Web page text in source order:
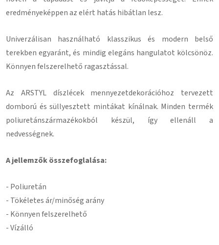
eredményeképpen az elért hatás hibátlan lesz.
Univerzálisan használható klasszikus és modern belső
terekben egyaránt, és mindig elegáns hangulatot kölcsönöz.
Könnyen felszerelhető ragasztással.
Az ARSTYL díszlécek mennyezetdekorációhoz tervezett
domború és süllyesztett mintákat kínálnak. Minden termék
poliuretánszármazékokból készül, így ellenáll a
nedvességnek.
A jellemzők összefoglalása:
- Poliuretán
- Tökéletes ár/minőség arány
- Könnyen felszerelhető
- Vízálló